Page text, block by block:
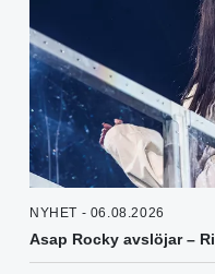
NYHET - 06.08.2026
Asap Rocky avslöjar –